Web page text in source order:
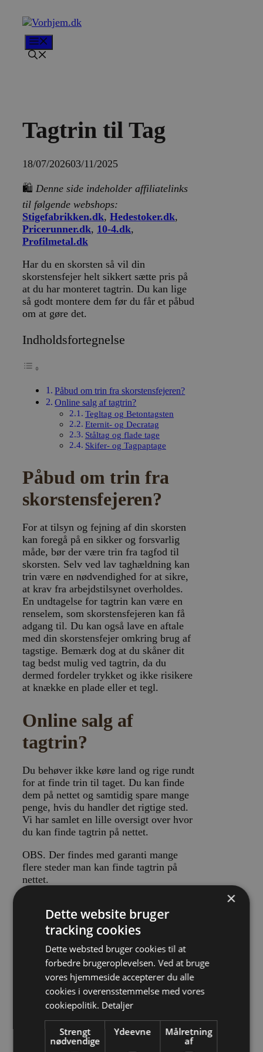
indhold
Tagtrin til Tag
18/07/202603/11/2025
🛍️ Denne side indeholder affiliatelinks
til følgende webshops:
Stigefabrikken.dk, Hedestoker.dk,
Pricerunner.dk, 10-4.dk,
Profilmetal.dk
Har du en skorsten så vil din
skorstensfejer helt sikkert sætte pris på
at du har monteret tagtrin. Du kan lige
så godt montere dem før du får et påbud
om at gøre det.
Indholdsfortegnelse
Påbud om trin fra skorstensfejeren?
Online salg af tagtrin?
Tegltag og Betontagsten
Eternit- og Decratag
Ståltag og flade tage
Skifer- og Tagpaptage
Påbud om trin fra
skorstensfejeren?
For at tilsyn og fejning af din skorsten
kan foregå på en sikker og forsvarlig
måde, bør der være trin fra tagfod til
skorsten. Selv ved lav taghældning kan
trin være en nødvendighed for at sikre,
at krav fra arbejdstilsynet overholdes.
En undtagelse for tagtrin kan være en
renselem, som skorstensfejeren kan få
adgang til. Du kan også lave en aftale
med din skorstensfejer omkring brug af
tagstige. Bemærk dog at du skåner dit
tag bedst mulig ved tagtrin, da du
dermed fordeler trykket og ikke risikere
at knække en plade eller et tegl.
Online salg af
tagtrin?
Du behøver ikke køre land og rige rundt
for at finde trin til taget. Du kan finde
dem på nettet og samtidig spare mange
penge, hvis du handler det rigtige sted.
Vi har samlet en lille oversigt over hvor
du kan finde tagtrin på nettet.
OBS. Der findes med garanti mange
flere steder man kan finde tagtrin på
nettet.
tegl/tagplader når du går på dine tagtrin,
så kan det være en rigtig god idé at
supplere dine tagtrin med sådan en
selvklæbende.
Nedenstående er eksempler på
leverandører af trin.
Tegltag og Betontagsten
De findes hos f.eks.
Stigefabrikken.dk
×
Dette website bruger
tracking cookies
Dette websted bruger cookies til at
forbedre brugeroplevelsen. Ved at bruge
vores hjemmeside accepterer du alle
cookies i overensstemmelse med vores
cookiepolitik. Detaljer
Strengt
nødvendige
Ydeevne
Målretning
af